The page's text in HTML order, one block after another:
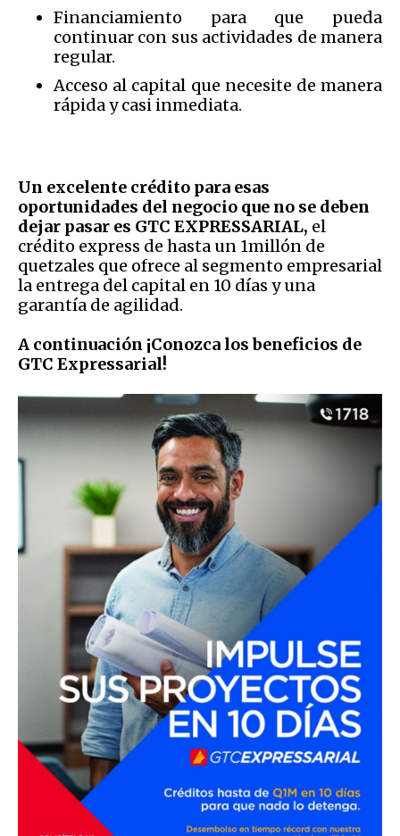
Financiamiento para que pueda
continuar con sus actividades de manera
regular.
Acceso al capital que necesite de manera
rápida y casi inmediata.
Un excelente crédito para esas
oportunidades del negocio que no se deben
dejar pasar es GTC EXPRESSARIAL, el
crédito express de hasta un 1millón de
quetzales que ofrece al segmento empresarial
la entrega del capital en 10 días y una
garantía de agilidad.
A continuación ¡Conozca los beneficios de
GTC Expressarial!